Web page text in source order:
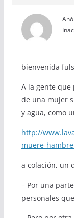
bienvenida
A la gente que
de una mujer
y agua, como
http://
muere-
a colación, un
– Por una
personales